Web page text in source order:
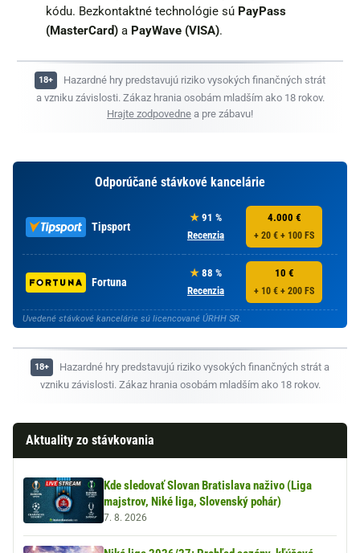
kódu. Bezkontaktné technológie sú PayPass
(MasterCard) a PayWave (VISA).
Hazardné hry predstavujú riziko vysokých finančných strát
a vzniku závislosti. Zákaz hrania osobám mladším ako 18 rokov.
Hrajte zodpovedne a pre zábavu!
Odporúčané stávkové kancelárie
Tipsport
91 %
Recenzia
4.000 €
+ 20 € + 100 FS
Fortuna
88 %
Recenzia
10 €
+ 10 € + 200 FS
Uvedené stávkové kancelárie sú licencované ÚRHH SR.
Hazardné hry predstavujú riziko vysokých finančných strát a
vzniku závislosti. Zákaz hrania osobám mladším ako 18 rokov.
Aktuality zo stávkovania
Kde sledovať Slovan Bratislava naživo (Liga
majstrov, Niké liga, Slovenský pohár)
7. 8. 2026